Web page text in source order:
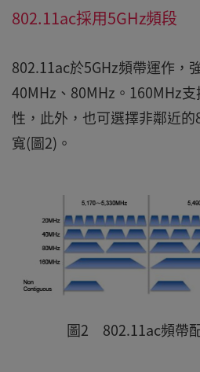
802.11ac採用5GHz頻段
802.11ac於5GHz頻帶運作，
40MHz、80MHz。160MHz
性，此外，也可選擇非鄰近的
寬(圖2)。
圖2 802.11ac頻帶